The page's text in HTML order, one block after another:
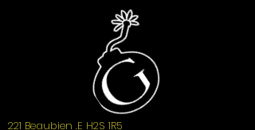
221 Beaubien .E H2S 1R5